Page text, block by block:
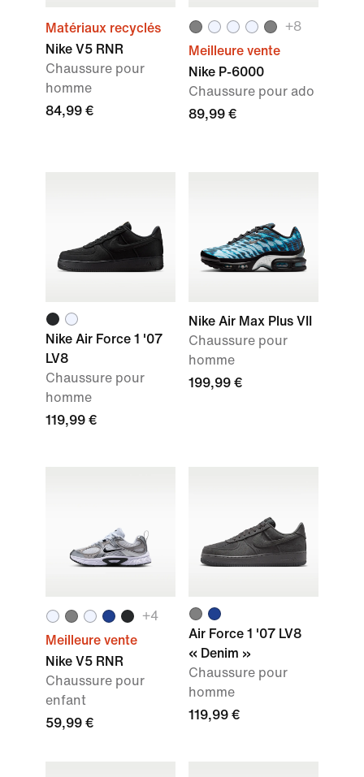
Matériaux recyclés
Nike V5 RNR
Chaussure pour
homme
84,99 €
+8
Meilleure vente
Nike P-6000
Chaussure pour ado
89,99 €
Nike Air Force 1 '07
LV8
Chaussure pour
homme
119,99 €
Nike Air Max Plus VII
Chaussure pour
homme
199,99 €
+4
Meilleure vente
Nike V5 RNR
Chaussure pour
enfant
59,99 €
Air Force 1 '07 LV8
« Denim »
Chaussure pour
homme
119,99 €